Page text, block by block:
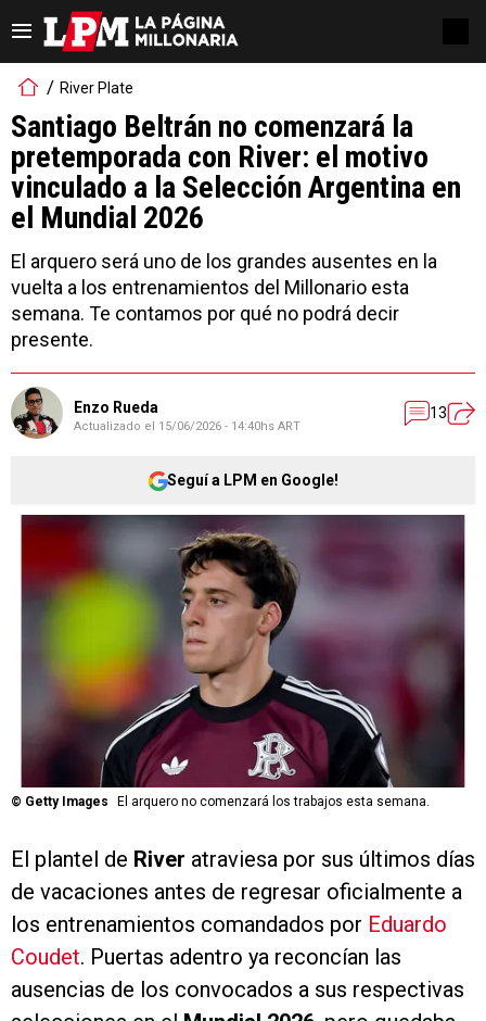
River Plate
Santiago Beltrán no comenzará la
pretemporada con River: el motivo
vinculado a la Selección Argentina en
el Mundial 2026
El arquero será uno de los grandes ausentes en la
vuelta a los entrenamientos del Millonario esta
semana. Te contamos por qué no podrá decir
presente.
Enzo Rueda
Actualizado el 15/06/2026 - 14:40hs ART
13
Seguí a LPM en Google!
© Getty Images El arquero no comenzará los trabajos esta semana.
El plantel de River atraviesa por sus últimos días
de vacaciones antes de regresar oficialmente a
los entrenamientos comandados por Eduardo
Coudet. Puertas adentro ya reconcían las
ausencias de los convocados a sus respectivas